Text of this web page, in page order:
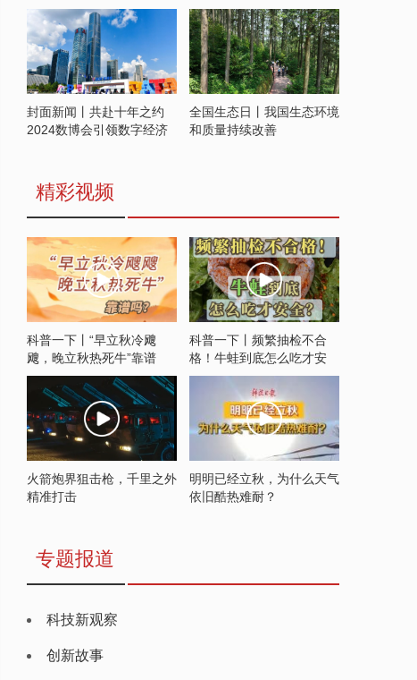
周开启
封面新闻丨共赴十年之约
2024数博会引领数字经济
全国生态日丨我国生态环境
和质量持续改善
精彩视频
科普一下丨“早立秋冷飕
飕，晚立秋热死牛”靠谱
吗？
科普一下丨频繁抽检不合
格！牛蛙到底怎么吃才安
全？
火箭炮界狙击枪，千里之外
精准打击
明明已经立秋，为什么天气
依旧酷热难耐？
专题报道
科技新观察
创新故事